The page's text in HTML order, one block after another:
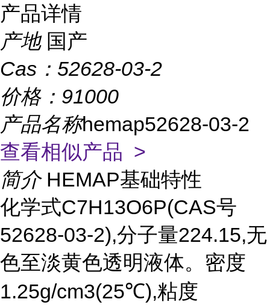
产品详情
产地 国产
Cas： 52628-03-2
价格： 91000
产品名称hemap52628-03-2
查看相似产品 >
简介 HEMAP基础特性
化学式C7H13O6P(CAS号
52628-03-2),分子量224.15,无
色至淡黄色透明液体。密度
1.25g/cm3(25℃),粘度